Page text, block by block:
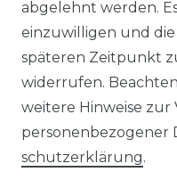
Klimaanlagen
Klimaanlagen
abgelehnt werden.
einzuwilligen und
späteren Zeitpunkt
widerrufen.
weitere Hinweise zur
personenbezogener
schutz­erklärung.